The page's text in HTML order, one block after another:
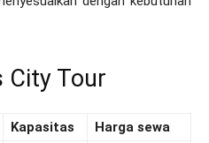
City Tour
Kapasitas
Harga sewa